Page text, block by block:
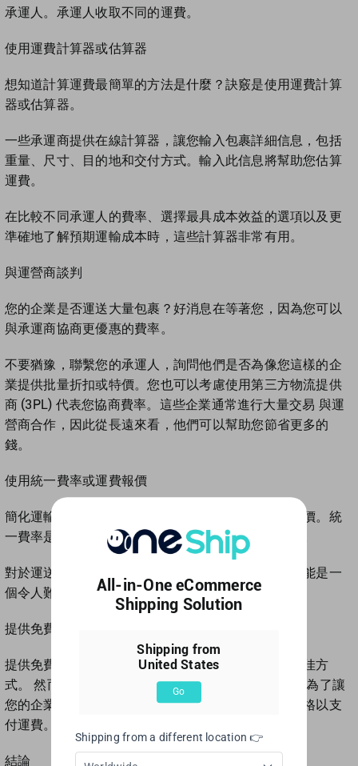
承運人。承運人收取不同的運費。
使用運費計算器或估算器
想知道計算運費最簡單的方法是什麼？訣竅是使用運費計算
器或估算器。
一些承運商提供在線計算器，讓您輸入包裹詳細信息，包括
重量、尺寸、目的地和交付方式。輸入此信息將幫助您估算
運費。
在比較不同承運人的費率、選擇最具成本效益的選項以及更
準確地了解預期運輸成本時，這些計算器非常有用。
與運營商談判
您的企業是否運送大量包裹？好消息在等著您，因為您可以
與承運商協商更優惠的費率。
不要猶豫，聯繫您的承運人，詢問他們是否為像您這樣的企
業提供批量折扣或特價。您也可以考慮使用第三方物流提供
商 (3PL) 代表您協商費率。這些企業通常進行大量交易 與運
營商合作，因此從長遠來看，他們可以幫助您節省更多的
錢。
使用統一費率或運費報價
簡化運輸成本的另一種選擇是使用統一費率或運輸報價。統
一費率是固定成本，與貨件重量、尺寸或目的地無關。
對於運送小而輕的包裹的企業來說，固定費率運送可能是一
個令人難以置信的選擇。
提供免費送貨
提供免費送貨服務是吸引客戶並大幅增加銷售額的絕佳方
式。 然而，在定價時將運費考慮在內是至關重要的。為了讓
您的企業享受免費送貨服務，您應該考慮稍微提高價格以支
付運費。
結論
All-in-One eCommerce
Shipping Solution
Shipping from
United States
Go
Shipping from a different location 👉